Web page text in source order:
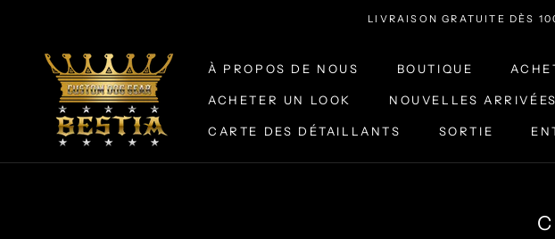
contenu
LIVRAISON GRATUITE DÈS
À PROPOS DE NOUS BOUTIQUE
ACHETER UN LOOK NOUVELLES ARRIVÉES
CARTE DES DÉTAILLANTS
SORTIE